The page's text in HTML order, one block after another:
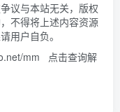
议与本站无关，版权
不得将上述内容资源
用户自负。
mm
点击查询解